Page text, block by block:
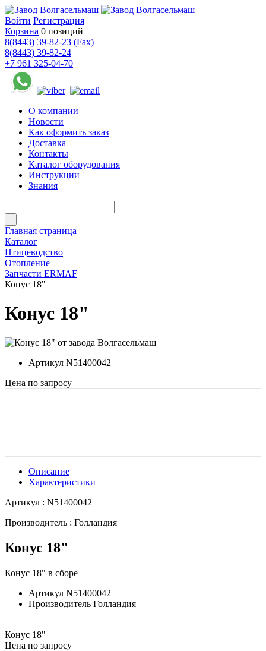
Войти Регистрация
Корзина 0 позиций
8(8443) 39-82-23 (Fax)
8(8443) 39-82-24
+7 961 325-04-70
О компании
Новости
Как оформить заказ
Доставка
Контакты
Каталог оборудования
Инструкции
Знания
Главная страница
Каталог
Птицеводство
Отопление
Запчасти ERMAF
Конус 18"
Конус 18"
Артикул N51400042
Цена по запросу
Описание
Характеристики
Артикул : N51400042
Производитель : Голландия
Конус 18"
Конус 18" в сборе
Артикул N51400042
Производитель Голландия
Конус 18"
Цена по запросу